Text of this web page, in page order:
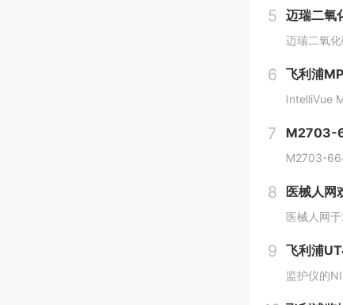
5 迈瑞二氧
6 飞利浦
7 M2703-
8 医械人网
9